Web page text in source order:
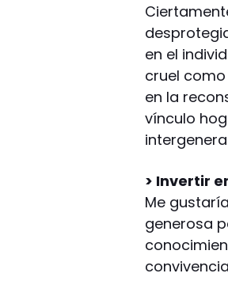
en el
cruel
en la
vínculo
> Invertir
Me
generosa